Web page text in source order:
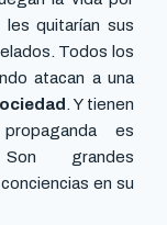
quitarían sus
Todos los
atacan a una
. Y tienen
es
Son grandes
en su